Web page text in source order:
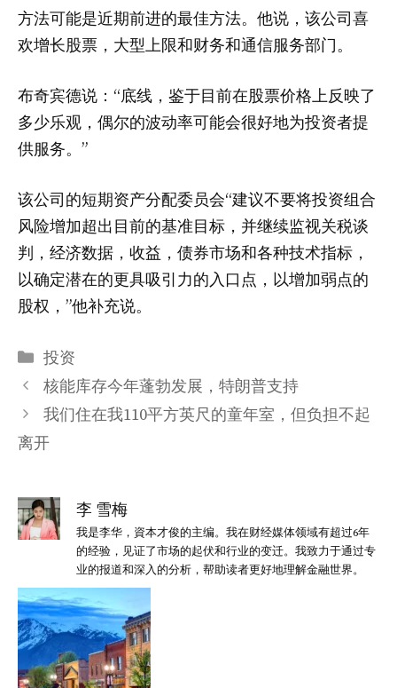
方法可能是近期前进的最佳方法。他说，该公司喜
欢增长股票，大型上限和财务和通信服务部门。
布奇宾德说：“底线，鉴于目前在股票价格上反映了
多少乐观，偶尔的波动率可能会很好地为投资者提
供服务。”
该公司的短期资产分配委员会“建议不要将投资组合
风险增加超出目前的基准目标，并继续监视关税谈
判，经济数据，收益，债券市场和各种技术指标，
以确定潜在的更具吸引力的入口点，以增加弱点的
股权，”他补充说。
分
类
投资
核能库存今年蓬勃发展，特朗普支持
我们住在我110平方英尺的童年室，但负担不起
离开
李 雪梅
我是李华，資本才俊的主编。我在财经媒体领域有超过6年
的经验，见证了市场的起伏和行业的变迁。我致力于通过专
业的报道和深入的分析，帮助读者更好地理解金融世界。